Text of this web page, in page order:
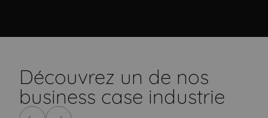
Découvrez un de nos
business case industrie